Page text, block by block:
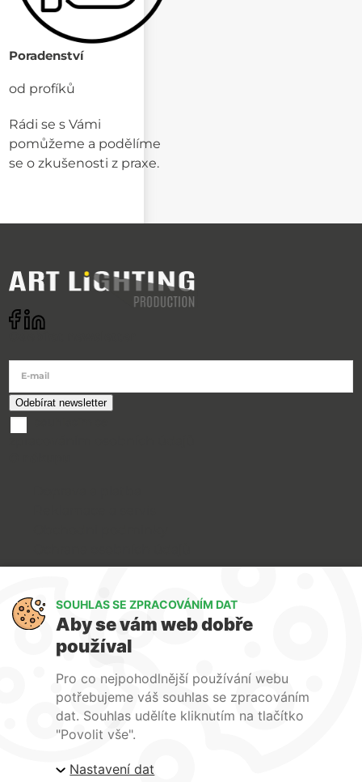
Poradenství
od profíků
Rádi se s Vámi
pomůžeme a podělíme
se o zkušenosti z praxe.
E-mail
O nás
Služby
Kontakty
| ARTlighting.cz, Komenského 427 Újezd u Brna, 664
SOUHLAS SE ZPRACOVÁNÍM DAT
Aby se vám web dobře
používal
Pro co nejpohodlnější používání webu
potřebujeme váš souhlas se zpracováním
dat. Souhlas udělíte kliknutím na tlačítko
"Povolit vše".
Nastavení dat